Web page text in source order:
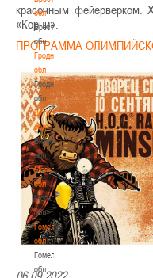
обл
Брестская
обл
Гродненская
обл
Гродненская
обл
Витебская
обл
Витебская
обл
Могилевская
обл
Могилевская
обл
Гомельская
обл
Гомельская
обл
красочным фейерверком.
«Корни».
ПРОГРАММА